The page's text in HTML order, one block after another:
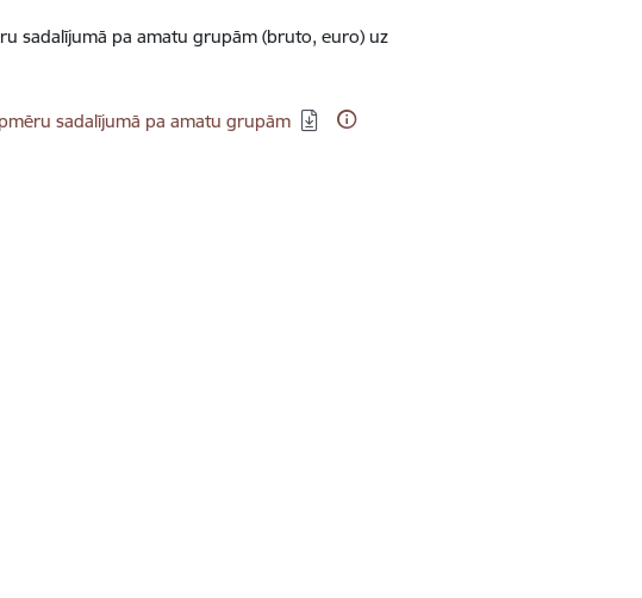
sadalījumā pa amatu grupām (bruto, euro) uz
sadalījumā pa amatu grupām